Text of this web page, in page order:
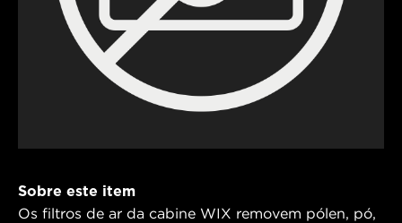
Sobre este item
Os filtros de ar da cabine WIX removem pólen, pó,